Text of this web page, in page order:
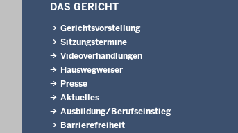
DAS GERICHT
Gerichtsvorstellung
Sitzungstermine
Videoverhandlungen
Hauswegweiser
Presse
Aktuelles
Ausbildung/Berufseinstieg
Barrierefreiheit